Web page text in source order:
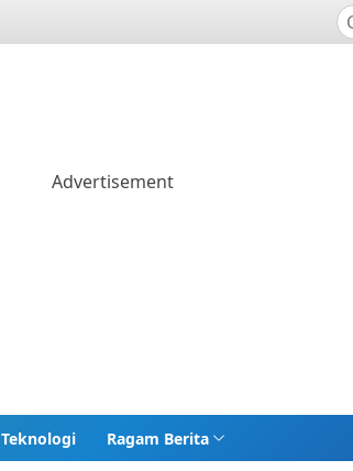
Teknologi Ragam Berita